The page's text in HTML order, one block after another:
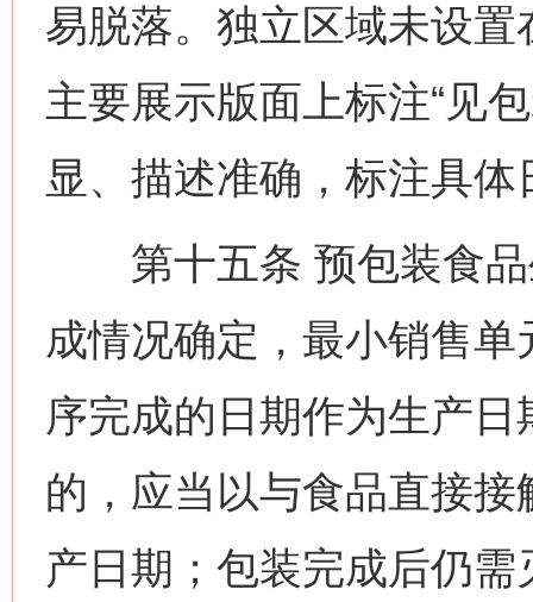
易脱落。独立区域未设
主要展示版面上标注“见
显、描述准确，标注具
第十五条 预包装食品
成情况确定，最小销售
序完成的日期作为生产
的，应当以与食品直接
产日期；包装完成后仍